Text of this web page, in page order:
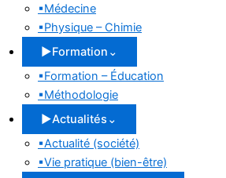
▪Médecine
▪Physique – Chimie
▶Formation ⌄
▪Formation – Éducation
▪Méthodologie
▶Actualités ⌄
▪Actualité (société)
▪Vie pratique (bien-être)